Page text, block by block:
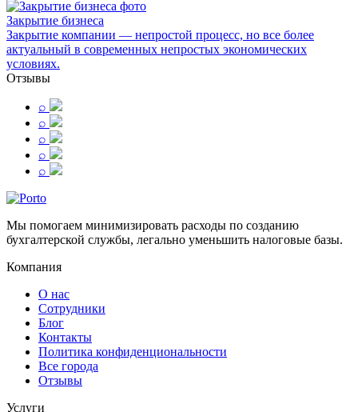
Закрытие бизнеса
Закрытие компании — непростой процесс, но все более
актуальный в современных непростых экономических
условиях.
Отзывы
⌕
⌕
⌕
⌕
⌕
Мы помогаем минимизировать расходы по созданию
бухгалтерской службы, легально уменьшить налоговые базы.
Компания
О нас
Сотрудники
Блог
Контакты
Политика конфиденциональности
Все города
Отзывы
Услуги